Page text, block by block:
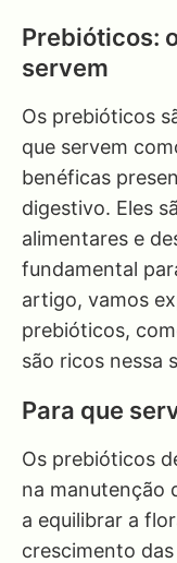
Prebióticos:
servem
Os prebióticos
que servem
benéficas
digestivo. Eles
alimentares e
fundamental
artigo, vamos
prebióticos,
são ricos nessa
Para que
Os prebióticos
na manutenção
a equilibrar a
crescimento